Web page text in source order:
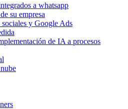
a whatsapp
su empresa
y Google Ads
de IA a procesos